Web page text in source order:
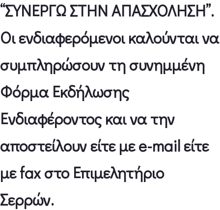
“ΣΥΝΕΡΓΩ ΣΤΗΝ ΑΠΑΣΧΟΛΗΣΗ”.
Οι ενδιαφερόμενοι καλούνται να
συμπληρώσουν τη συνημμένη
Φόρμα Εκδήλωσης
Ενδιαφέροντος και να την
αποστείλουν είτε με e-mail είτε
με fax στο Επιμελητήριο
Σερρών.